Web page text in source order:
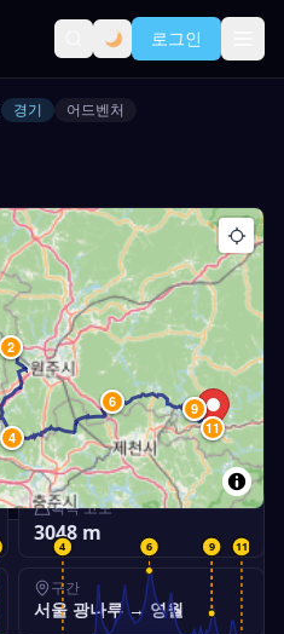
로그인
경기 어드벤처
1
2
3
4
5
6 7
8
9
10
11
3
4 5
6 7
8
9 10
11
획득 고도
3048 m
구간
서울 광나루→ 영월